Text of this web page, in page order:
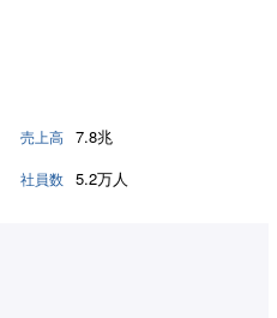
売上高 7.8兆
社員数 5.2万人